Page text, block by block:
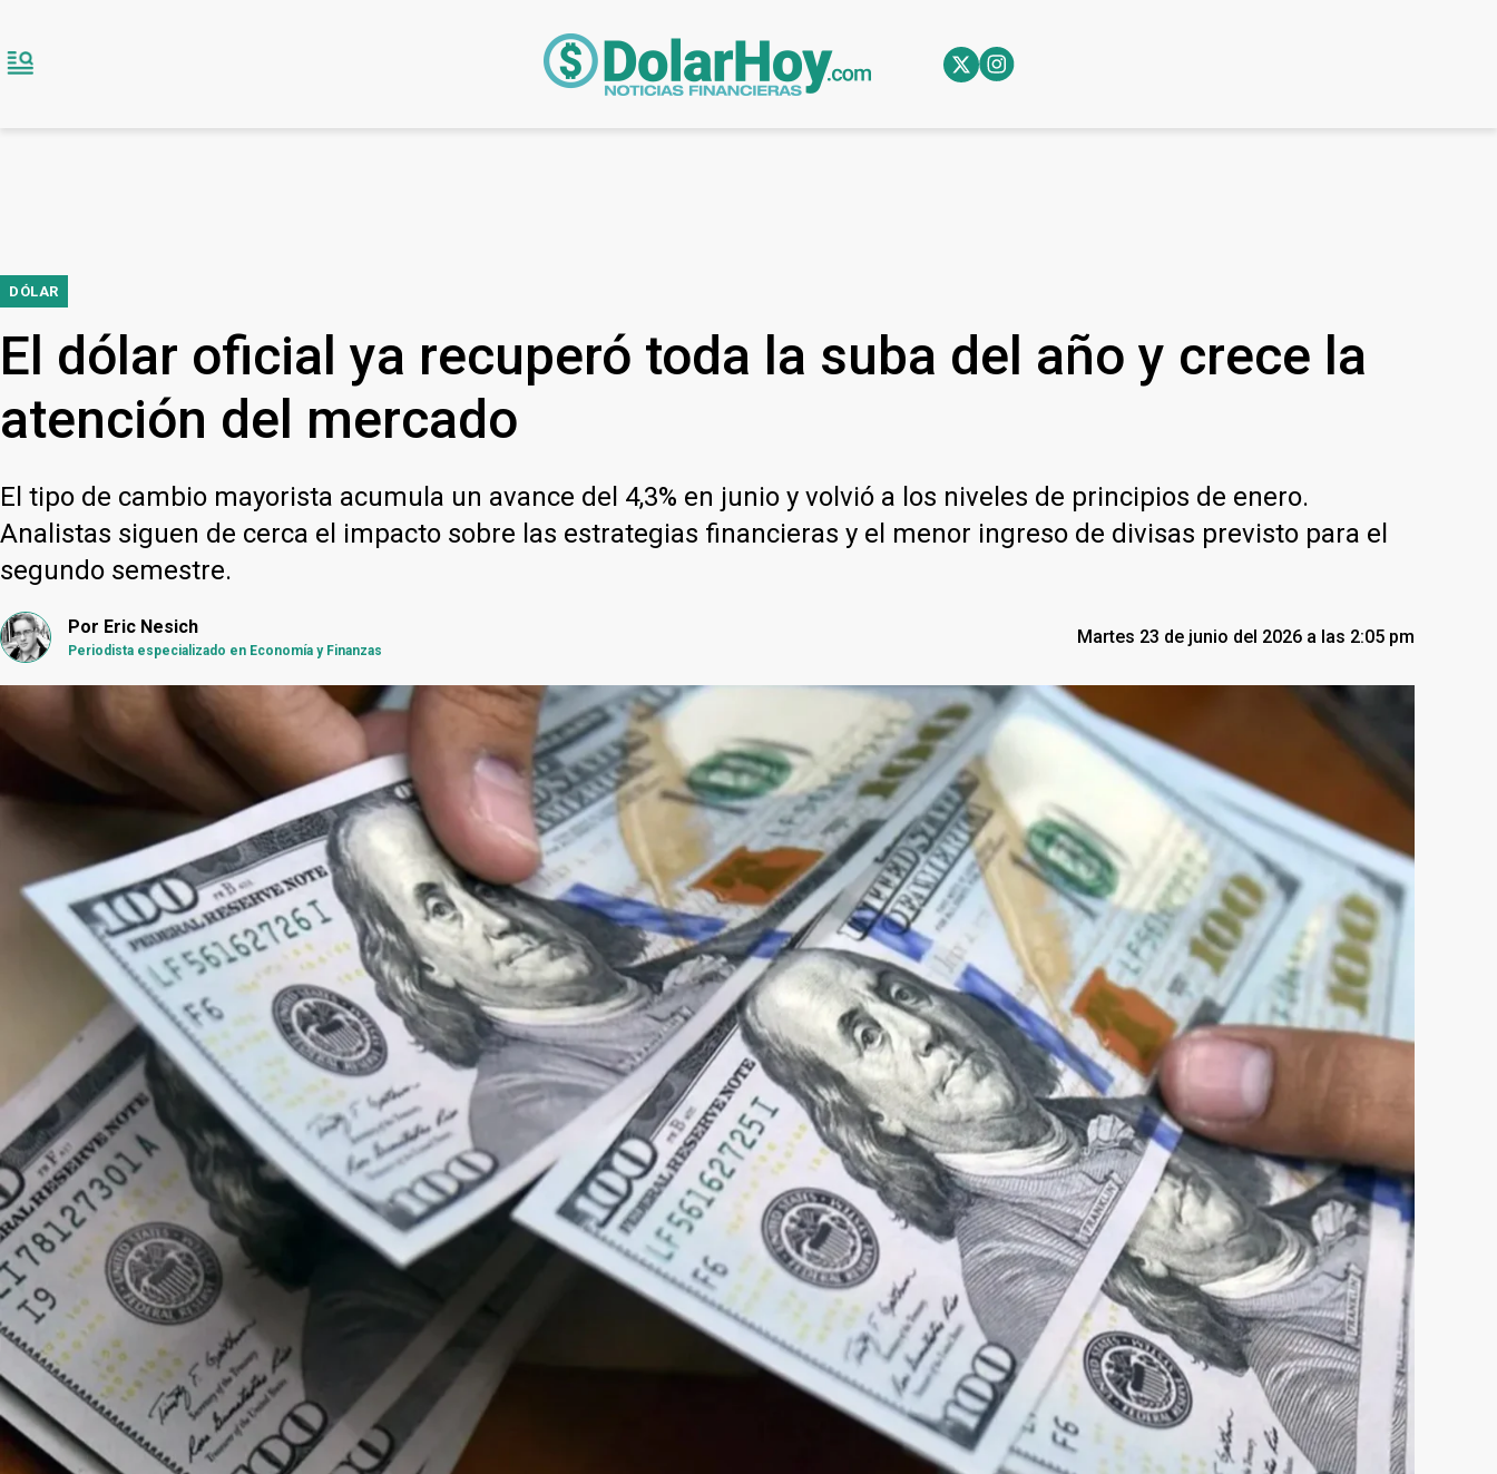
DÓLAR
El dólar oficial ya recuperó toda la suba del año y crece la
atención del mercado
El tipo de cambio mayorista acumula un avance del 4,3% en junio y volvió a los niveles de principios de enero.
Analistas siguen de cerca el impacto sobre las estrategias financieras y el menor ingreso de divisas previsto para el
segundo semestre.
Por Eric Nesich
Periodista especializado en Economía y Finanzas
Martes 23 de junio del 2026 a las 2:05 pm